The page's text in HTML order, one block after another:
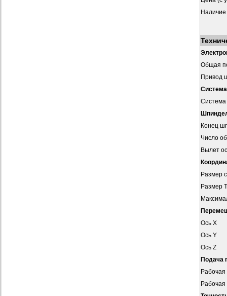
Наличие
Общая
Привод
Конец
Число
Вылет
Размер
Размер
Ось X
Ось Y
Ось Z
Подача
Рабочая
Рабочая